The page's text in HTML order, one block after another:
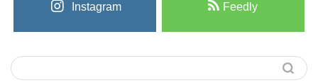
Instagram Feedly